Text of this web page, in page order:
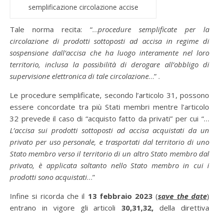
semplificazione circolazione accise
Tale norma recita: “…procedure semplificate per la
circolazione di prodotti sottoposti ad accisa in regime di
sospensione dall’accisa che ha luogo interamente nel loro
territorio, inclusa la possibilità di derogare all’obbligo di
supervisione elettronica di tale circolazione…” .
Le procedure semplificate, secondo l’articolo 31, possono
essere concordate tra più Stati membri mentre l’articolo
32 prevede il caso di “acquisto fatto da privati” per cui “…
L’accisa sui prodotti sottoposti ad accisa acquistati da un
privato per uso personale, e trasportati dal territorio di uno
Stato membro verso il territorio di un altro Stato membro dal
privato, è applicata soltanto nello Stato membro in cui i
prodotti sono acquistati…”
Infine si ricorda che il 13 febbraio 2023 (save the date)
entrano in vigore gli articoli 30,31,32,della direttiva